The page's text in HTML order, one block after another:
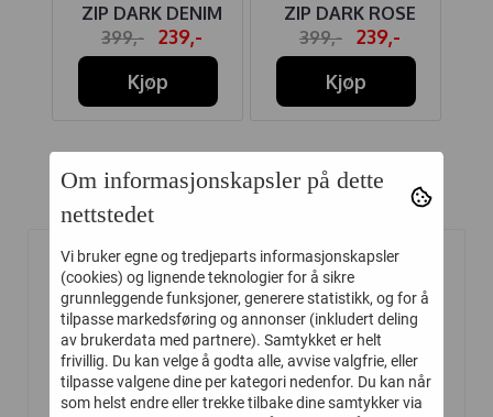
ZIP DARK DENIM
399,-
239,-
Kjøp
ZIP DARK ROSE
399,-
239,-
Kjøp
Relaterte produkter
-40%
Om informasjonskapsler på dette
nettstedet
Vi bruker egne og tredjeparts informasjonskapsler
(cookies) og lignende teknologier for å sikre
grunnleggende funksjoner, generere statistikk, og for å
tilpasse markedsføring og annonser (inkludert deling
av brukerdata med partnere). Samtykket er helt
frivillig. Du kan velge å godta alle, avvise valgfrie, eller
tilpasse valgene dine per kategori nedenfor. Du kan når
som helst endre eller trekke tilbake dine samtykker via